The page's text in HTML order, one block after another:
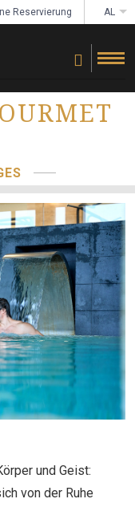
oder Corporate
Reservierung AL
und Geist:
von der Ruhe